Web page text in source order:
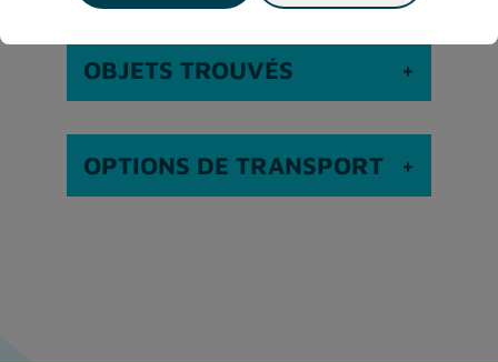
OBJETS TROUVÉS
OPTIONS DE TRANSPORT